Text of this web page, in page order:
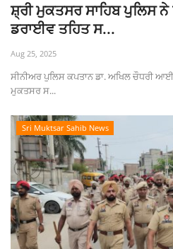
ਸ਼੍ਰੀ ਮੁਕਤਸਰ ਸਾਹਿਬ ਪੁਲਿਸ
ਡਰਾਈਵ ਤਹਿਤ ਸ...
Aug 25, 2025
ਸੀਨੀਅਰ ਪੁਲਿਸ ਕਪਤਾਨ ਡਾ. ਅਖਿਲ ਚੌਧਰੀ
ਮੁਕਤਸਰ ਸ...
Sri Muktsar Sahib News